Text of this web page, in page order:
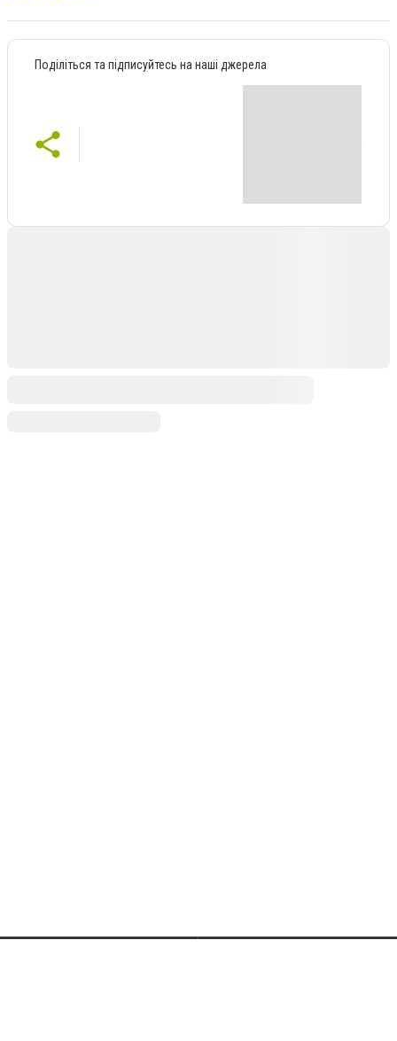
Поділіться та підписуйтесь на наші джерела